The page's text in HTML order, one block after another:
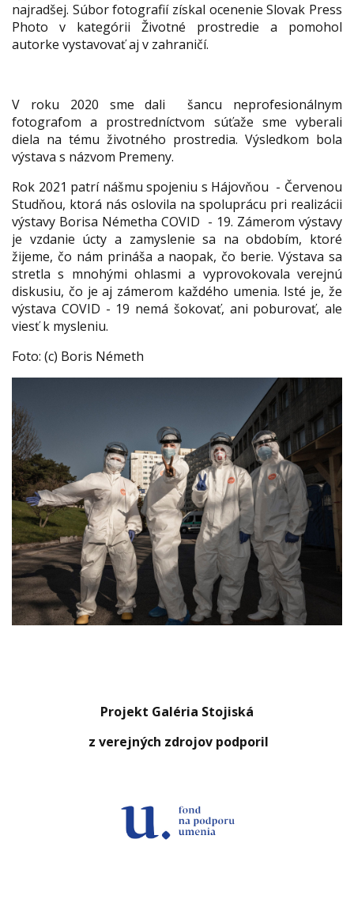
najradšej. Súbor fotografií získal ocenenie Slovak Press
Photo v kategórii Životné prostredie a pomohol
autorke vystavovať aj v zahraničí.
V roku 2020 sme dali šancu neprofesionálnym
fotografom a prostredníctvom súťaže sme vyberali
diela na tému životného prostredia. Výsledkom bola
výstava s názvom Premeny.
Rok 2021 patrí nášmu spojeniu s Hájovňou - Červenou
Studňou, ktorá nás oslovila na spoluprácu pri realizácii
výstavy Borisa Németha COVID - 19. Zámerom výstavy
je vzdanie úcty a zamyslenie sa na obdobím, ktoré
žijeme, čo nám prináša a naopak, čo berie. Výstava sa
stretla s mnohými ohlasmi a vyprovokovala verejnú
diskusiu, čo je aj zámerom každého umenia. Isté je, že
výstava COVID - 19 nemá šokovať, ani poburovať, ale
viesť k mysleniu.
Foto: (c) Boris Németh
Projekt Galéria Stojiská
z verejných zdrojov podporil